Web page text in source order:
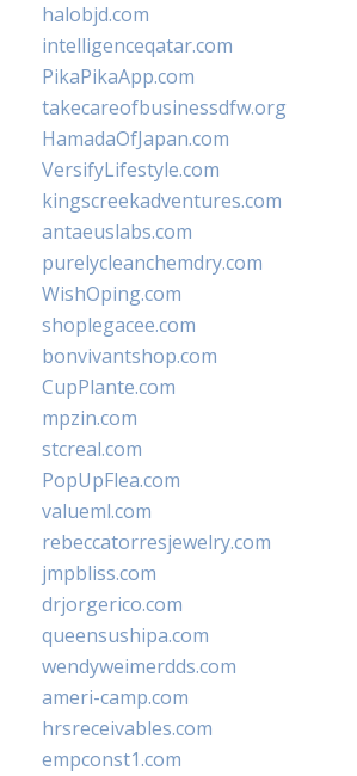
halobjd.com
intelligenceqatar.com
PikaPikaApp.com
takecareofbusinessdfw.org
HamadaOfJapan.com
VersifyLifestyle.com
kingscreekadventures.com
antaeuslabs.com
purelycleanchemdry.com
WishOping.com
shoplegacee.com
bonvivantshop.com
CupPlante.com
mpzin.com
stcreal.com
PopUpFlea.com
valueml.com
rebeccatorresjewelry.com
jmpbliss.com
drjorgerico.com
queensushipa.com
wendyweimerdds.com
ameri-camp.com
hrsreceivables.com
empconst1.com